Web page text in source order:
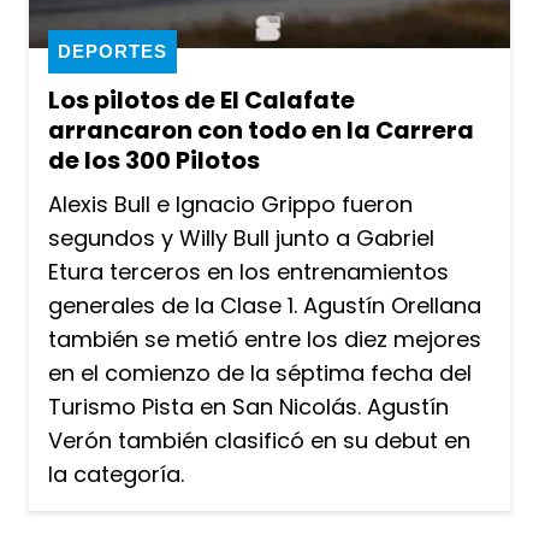
Los pilotos de El Calafate
arrancaron con todo en la Carrera
de los 300 Pilotos
DEPORTES
Alexis Bull e Ignacio Grippo fueron
segundos y Willy Bull junto a Gabriel
Etura terceros en los entrenamientos
generales de la Clase 1. Agustín Orellana
también se metió entre los diez mejores
en el comienzo de la séptima fecha del
Turismo Pista en San Nicolás. Agustín
Verón también clasificó en su debut en
la categoría.